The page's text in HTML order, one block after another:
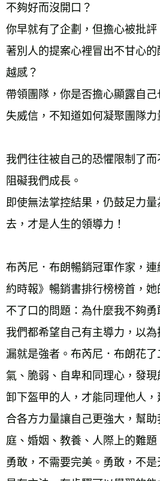
不夠好而沒開口？
你早就有了企劃，但擔心被批
著別人的提案心裡冒出不甘心
越感？
帶領團隊，你是否擔心顯露自
失威信，不知道如何凝聚團隊力
我們往往被自己的恐懼限制了而
阻礙我們成長。
即使無法掌控結果，仍鼓足力
去，才是人生的領導力！
布芮尼．布朗暢銷冠軍作家，
約時報》暢銷書排行榜榜首，
不了口的問題：為什麼我不夠勇
我們都希望自己有主導力，以
漏就是強者。布芮尼．布朗花
氣、脆弱、自卑和同理心，發現
卸下盔甲的人，才能同理他人
合各方力量讓自己更強大，幫
庭、婚姻、教養、人際上的難題
勇敢，不需要完美。勇敢，不